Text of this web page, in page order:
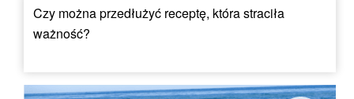
Czy można przedłużyć receptę, która straciła
ważność?